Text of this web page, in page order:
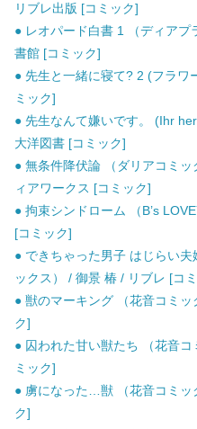
リブレ出版 [コミック]
● レオパード白書 1 （ディア
書館 [コミック]
● 先生と一緒に寝て? 2 (フラワ
ミック]
● 先生なんて嫌いです。 (Ihr
大洋図書 [コミック]
● 無条件降伏論 （ダリアコミ
ィアワークス [コミック]
● 拘束シンドローム （B’s
[コミック]
● できちゃった男子 はじらい
ックス） / 御景 椿 / リブレ [コ
● 獣のマーキング （花音コミ
ク]
● 囚われた甘い獣たち （花音
ミック]
● 虜になった…獣 （花音コミッ
ク]